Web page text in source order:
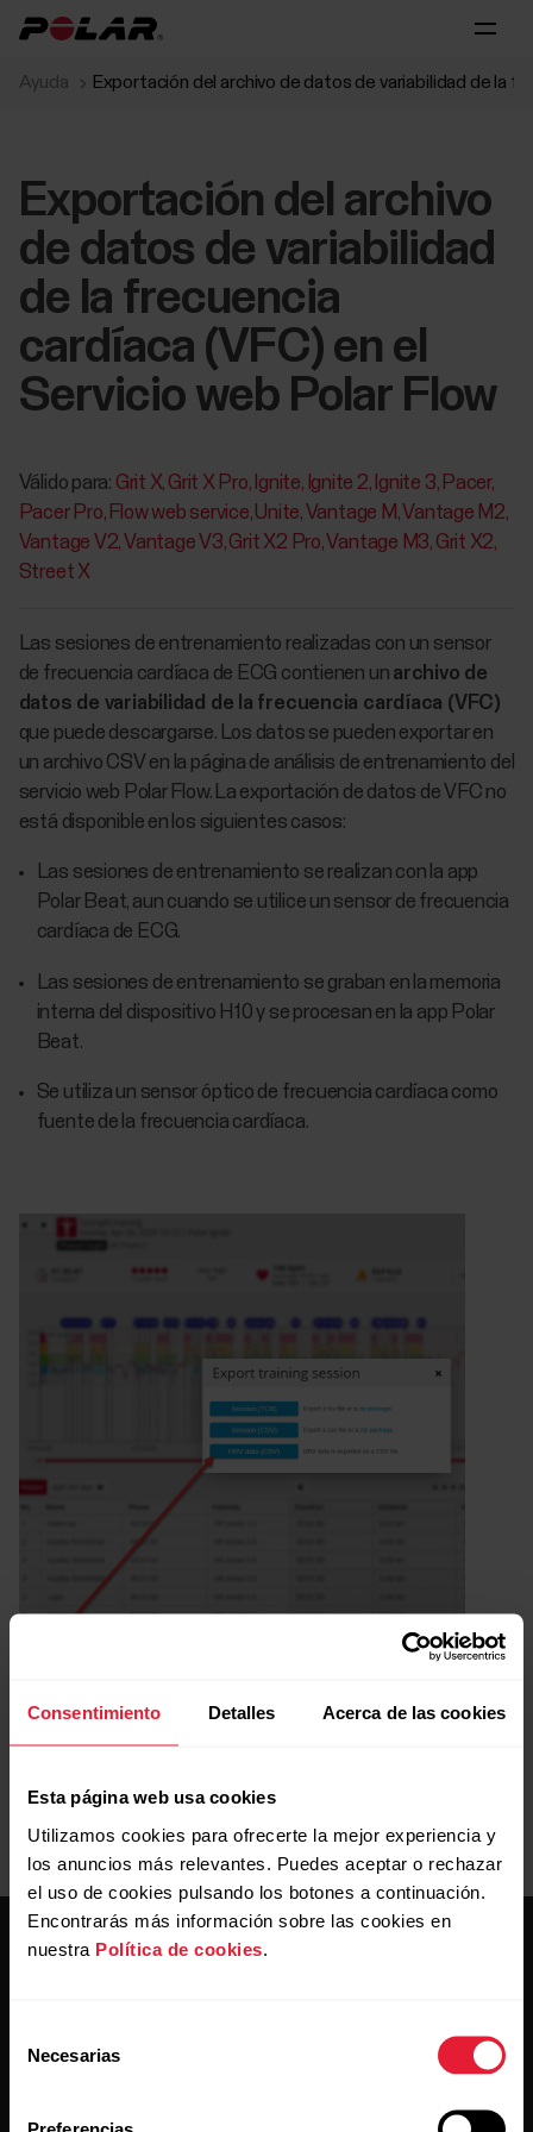
Consentimiento Detalles Acerca de las cookies
Esta página web usa cookies
Utilizamos cookies para ofrecerte la mejor experiencia y
los anuncios más relevantes. Puedes aceptar o rechazar
el uso de cookies pulsando los botones a continuación.
Encontrarás más información sobre las cookies en
nuestra Política de cookies
Necesarias
Preferencias
Ayuda Exportación del archivo de datos de variabilidad de la
Exportación del archivo
de datos de variabilidad
de la frecuencia
cardíaca (VFC) en el
Servicio web Polar Flow
Válido para: Grit X Grit X Pro Ignite Ignite 2 Ignite 3 Pacer
Pacer Pro Flow web service Unite Vantage M Vantage M2
Vantage V2 Vantage V3 Grit X2 Pro Vantage M3 Grit X2
Street X
Las sesiones de entrenamiento realizadas con un sensor
de frecuencia cardíaca de ECG contienen un archivo de
datos de variabilidad de la frecuencia cardíaca (VFC)
que puede descargarse. Los datos se pueden exportar en
un archivo CSV en la página de análisis de entrenamiento del
servicio web Polar Flow. La exportación de datos de VFC no
está disponible en los siguientes casos:
Las sesiones de entrenamiento se realizan con la app
Polar Beat, aun cuando se utilice un sensor de frecuencia
cardíaca de ECG.
Las sesiones de entrenamiento se graban en la memoria
interna del dispositivo H10 y se procesan en la app Polar
Beat.
Se utiliza un sensor óptico de frecuencia cardíaca como
fuente de la frecuencia cardíaca.